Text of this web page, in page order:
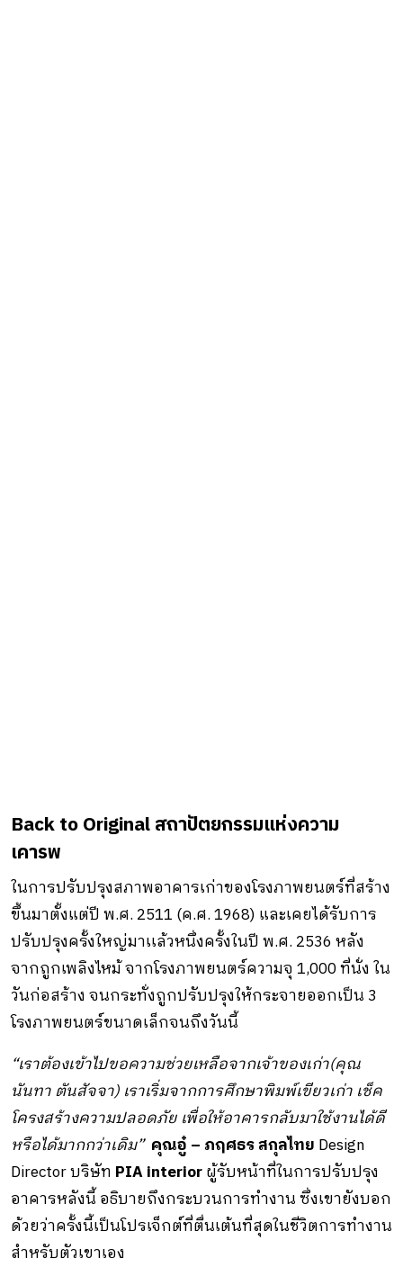
Back to Originalสถาปัตยกรรมแห่งความ
เคารพ
ในการปรับปรุงสภาพอาคารเก่าของโรงภาพยนตร์ที่สร้าง
ขึ้นมาตั้งแต่ปี พ.ศ. 2511 (ค.ศ. 1968) และเคยได้รับการ
ปรับปรุงครั้งใหญ่มาเเล้วหนึ่งครั้งในปี พ.ศ. 2536 หลัง
จากถูกเพลิงไหม้ จากโรงภาพยนตร์ความจุ 1,000 ที่นั่ง ใน
วันก่อสร้าง จนกระทั่งถูกปรับปรุงให้กระจายออกเป็น 3
โรงภาพยนตร์ขนาดเล็กจนถึงวันนี้
“เราต้องเข้าไปขอความช่วยเหลือจากเจ้าของเก่า(คุณ
นันทา ตันสัจจา) เราเริ่มจากการศึกษาพิมพ์เขียวเก่า เช็ค
โครงสร้างความปลอดภัย เพื่อให้อาคารกลับมาใช้งานได้ดี
หรือได้มากกว่าเดิม” คุณอู๋ – ภฤศธร สกุลไทย Design
Director บริษัท PIA interiorผู้รับหน้าที่ในการปรับปรุง
อาคารหลังนี้ อธิบายถึงกระบวนการทำงาน ซึ่งเขายังบอก
ด้วยว่าครั้งนี้เป็นโปรเจ็กต์ที่ตื่นเต้นที่สุดในชีวิตการทำงาน
สำหรับตัวเขาเอง